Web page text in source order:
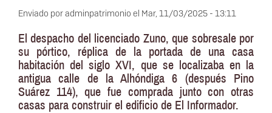
Enviado poradminpatrimonio el Mar, 11/03/2025 - 13:11
El despacho del licenciado Zuno, que sobresale por
su pórtico, réplica de la portada de una casa
habitación del siglo XVI, que se localizaba en la
antigua calle de la Alhóndiga 6 (después Pino
Suárez 114), que fue comprada junto con otras
casas para construir el edificio de El Informador.